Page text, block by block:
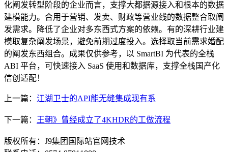
化阐发转型阶段的企业而言，支撑大都据源接入和根本的数据
建模能力。合用于营销、发卖、财政等营业线的数据整合取阐
发需求。降低了企业对多东西式方案的依赖。有的深耕行业建
模取复杂阐发场景，避免前期过度投入。选择取当前需求婚配
的阐发东西组合。成果仅供参考，以 SmartBI 为代表的全栈
ABI 平台，可快速接入 SaaS 使用和数据库，支撑全栈国产化
信创适配！
上一篇： 江湖卫士的API能无缝集成现有系
下一篇： 王朝》曾经成立了4KHDR的工做流程
版权所有：J9集团国际站官网技术